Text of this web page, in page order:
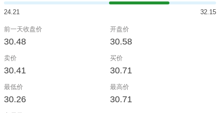
24.21 32.15
前一天收盘价
30.48
开盘价
30.58
卖价
30.41
买价
30.71
最低价
30.26
最高价
30.71